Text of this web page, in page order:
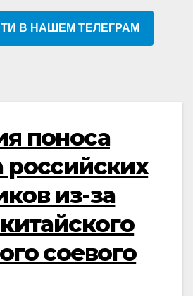
В НАШЕМ ТЕЛЕГРАМ
поноса
российских
из-за
соевого